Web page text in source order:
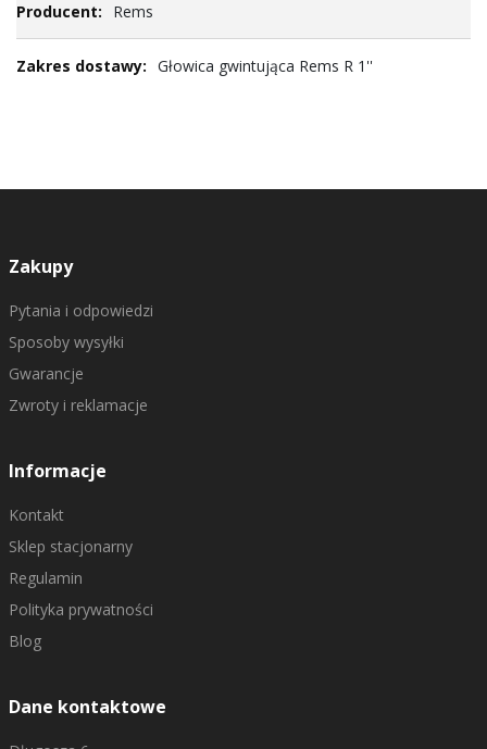
Rems
Głowica gwintująca Rems R 1''
Zakupy
Pytania i odpowiedzi
Sposoby wysyłki
Gwarancje
Zwroty i reklamacje
Informacje
Kontakt
Sklep stacjonarny
Regulamin
Polityka prywatności
Blog
Dane kontaktowe